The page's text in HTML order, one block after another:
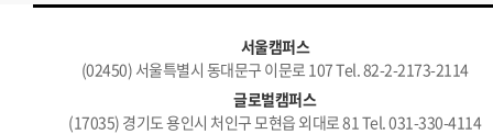
서울캠퍼스
(02450) 서울특별시 동대문구 이문로 107 Tel. 82-2-2173-2114
글로벌캠퍼스
(17035) 경기도 용인시 처인구 모현읍 외대로 81 Tel. 031-330-4114